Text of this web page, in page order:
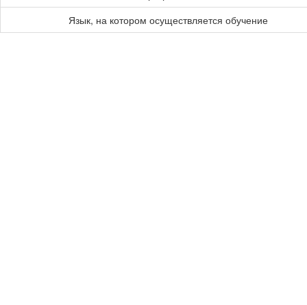
Язык, на котором осуществляется обучение